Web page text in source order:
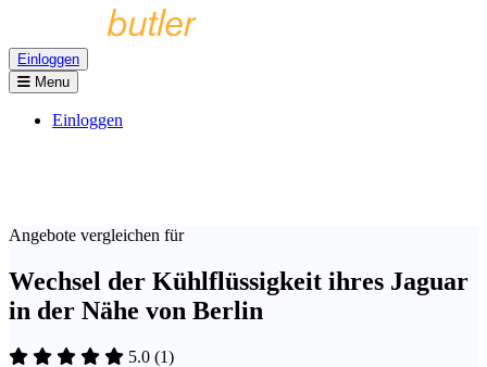
Einloggen
Menu
Einloggen
Angebote vergleichen für
Wechsel der Kühlflüssigkeit ihres Jaguar
in der Nähe von Berlin
5.0 (1)